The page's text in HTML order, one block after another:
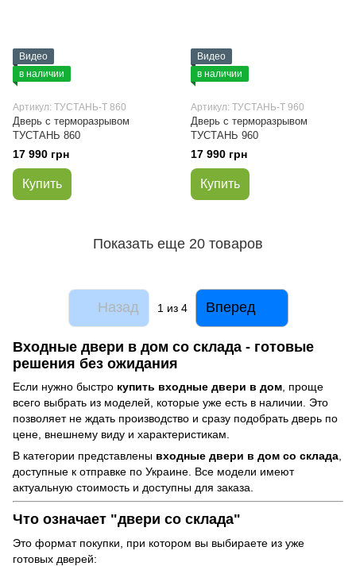
Видео
в наличии
Артикул: ТУСТАНЬ-Т 860
Дверь с терморазрывом
ТУСТАНЬ 860
17 990 грн
Купить
Видео
в наличии
Артикул: ТУСТАНЬ-Т 960
Дверь с терморазрывом
ТУСТАНЬ 960
17 990 грн
Купить
Показать еще 20 товаров
Назад 1 из 4 Вперед
Входные двери в дом со склада - готовые
решения без ожидания
Если нужно быстро купить входные двери в дом , проще
всего выбрать из моделей, которые уже есть в наличии. Это
позволяет не ждать производство и сразу подобрать дверь по
цене, внешнему виду и характеристикам.
В категории представлены входные двери в дом со склада
доступные к отправке по Украине. Все модели имеют
актуальную стоимость и доступны для заказа.
Что означает "двери со склада"
Это формат покупки, при котором вы выбираете из уже
готовых дверей: